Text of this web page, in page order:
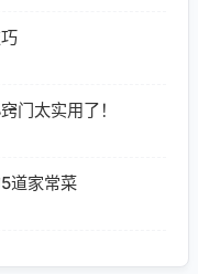
门太实用了！
道家常菜